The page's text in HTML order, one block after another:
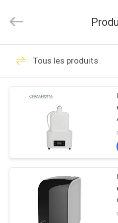
MAISON
PRODUITS
VIDÉOS
SHOW
SUJET
Online
Market.
Reserved.
Machine
diffuseur
Diffuseur
Machine
Tous les produits